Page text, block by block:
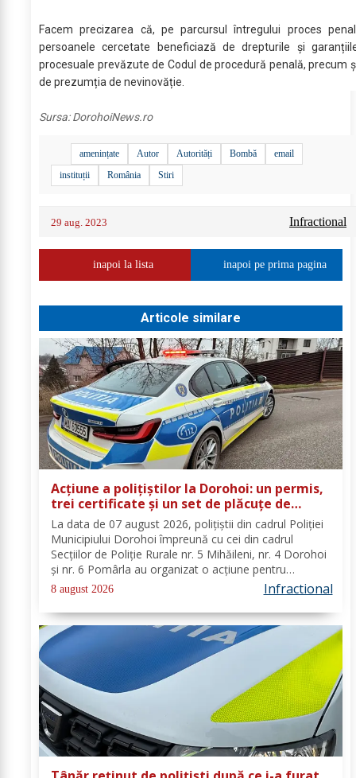
Facem precizarea că, pe parcursul întregului proces
persoanele cercetate beneficiază de drepturile și
procesuale prevăzute de Codul de procedură penală, precum
de prezumția de nevinovăție.
Sursa:DorohoiNews.ro
amenințate Autor Autorități Bombă
email
instituții
România Stiri
29 aug. 2023 Infractional
inapoi la lista inapoi pe prima pagina
Articole similare
Acțiune a polițiștilor la Dorohoi: un permis,
trei certificate și un set de plăcuțe de
înmatriculare reținute
La data de 07 august 2026, polițiștii din cadrul Poliției
Municipiului Dorohoi împreună cu cei din cadrul
Secțiilor de Poliție Rurale nr. 5 Mihăileni, nr. 4 Dorohoi
și nr. 6 Pomârla au organizat o acțiune pentru
prevenirea și combaterea faptelor de natură penală și
contravențională, verificarea...
8 august 2026 Infractional